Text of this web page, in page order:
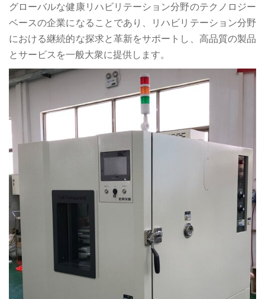
グローバルな健康リハビリテーション分野のテクノロジー
ベースの企業になることであり、リハビリテーション分野
における継続的な探求と革新をサポートし、高品質の製品
とサービスを一般大衆に提供します。